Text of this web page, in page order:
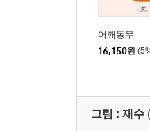
어깨동무
16,150원
그림 : 재수